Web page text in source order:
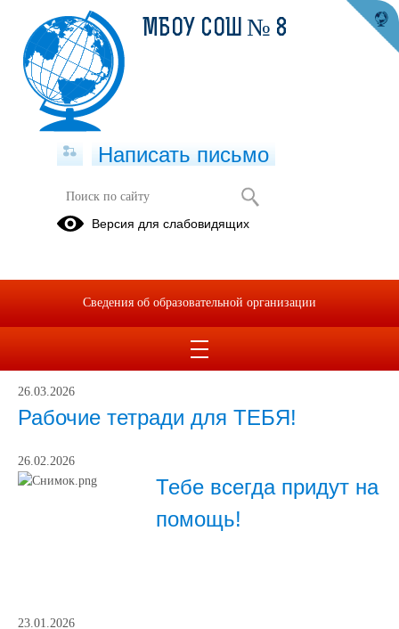
Учащимся
Памятка для подростка
Полезные материалы для ТЕБЯ!
26.03.2026
Рабочие тетради для ТЕБЯ!
26.02.2026
Тебе всегда придут на
помощь!
23.01.2026
МБОУ СОШ № 8
Написать письмо
Версия для слабовидящих
Сведения об образовательной организации